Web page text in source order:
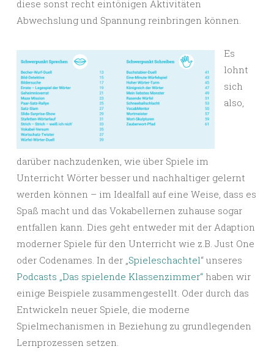
diese sonst recht eintönigen Aktivitäten
Abwechslung und Spannung reinbringen können.
Es
lohnt
sich
also,
darüber nachzudenken, wie über Spiele im
Unterricht Wörter besser und nachhaltiger gelernt
werden können – im Idealfall auf eine Weise, dass es
Spaß macht und das Vokabellernen zuhause sogar
entfallen kann. Dies geht entweder mit der Adaption
moderner Spiele für den Unterricht wie z.B. Just One
oder Codenames. In der „Spieleschachtel“ unseres
Podcasts „Das spielende Klassenzimmer“ haben wir
einige Beispiele zusammengestellt. Oder durch das
Entwickeln neuer Spiele, die moderne
Spielmechanismen in Beziehung zu grundlegenden
Lernprozessen setzen.